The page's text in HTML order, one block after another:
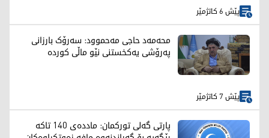
پێش 6 کاتژمێر
محەمەد حاجی مەحموود: سەرۆک بارزانی
پەرۆشی یەکخستنی نێو ماڵی کوردە
پێش 7 کاتژمێر
پارتی گەلی تورکمان: ماددەی 140 تاکە